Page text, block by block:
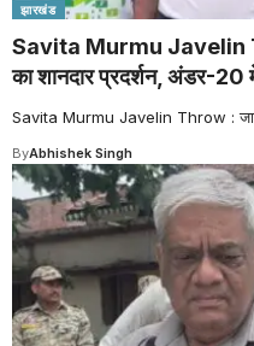
झारखंड
Savita Murmu Javelin
का शानदार प्रदर्शन, अंडर-20
Savita Murmu Javelin Throw :
ByAbhishek Singh